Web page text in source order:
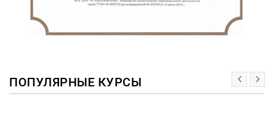
ПОПУЛЯРНЫЕ КУРСЫ